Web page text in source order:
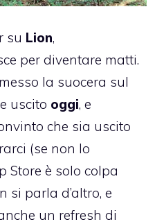
su Lion,
per diventare matti.
la suocera sul
uscito oggi, e
che sia uscito
(se non lo
Store è solo colpa
si parla d’altro, e
un refresh di